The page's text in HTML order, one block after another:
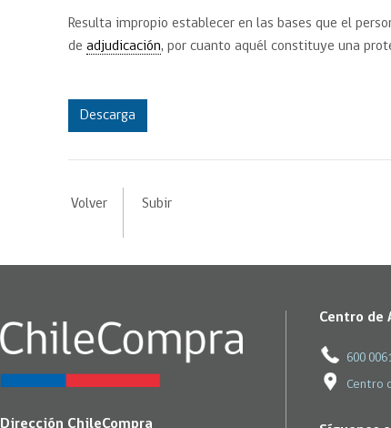
Resulta impropio establecer en las bases que el
deadjudicación, por cuanto aquél constituye una
Descarga
Volver Subir
Dirección ChileCompra
Centro de
600
Centro